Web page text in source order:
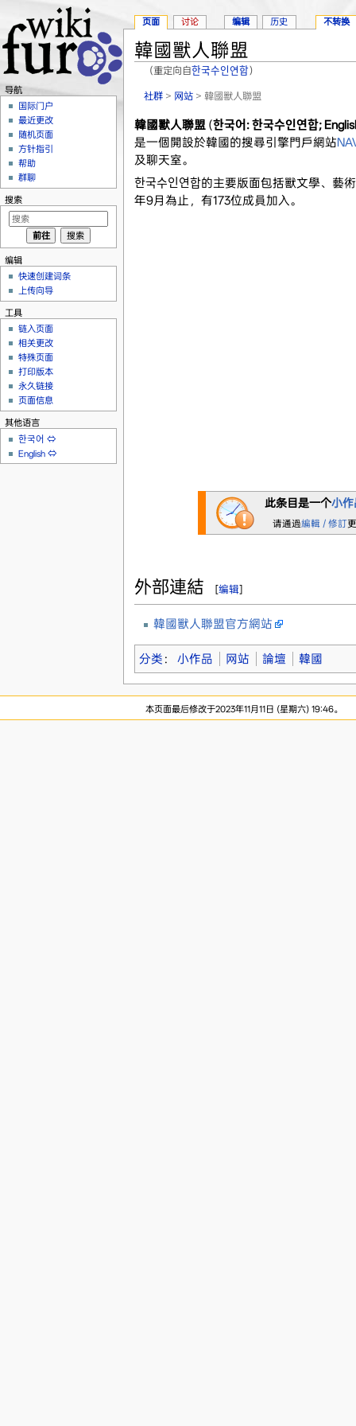
韓國獸人聯盟
（重定向自한국수인연합）
社群 > 网站 > 韓國獸人聯盟
韓國獸人聯盟(한국어: 한국수인연합;
是一個開設於韓國的搜尋引擎門戶網站
及聊天室。
한국수인연합的主要版面包括獸文學、藝
年9月為止，有173位成員加入。
此条目是一个小作
请通過編輯 / 修訂
外部連結 [编辑]
韓國獸人聯盟官方網站
分类 ： 小作品 网站 論壇 韓國
页面 讨论 编辑 历史 不转换
导航
国际门户
最近更改
随机页面
方针指引
帮助
群聊
搜索
编辑
快速创建词条
上传向导
工具
链入页面
相关更改
特殊页面
打印版本
永久链接
页面信息
其他语言
한국어 ⇔
English ⇔
本页面最后修改于2023年11月11日 (星期六) 19:46。